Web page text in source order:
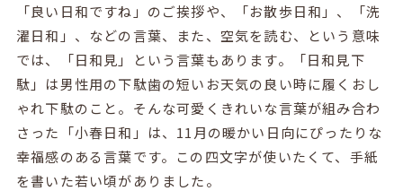
「良い日和ですね」のご挨拶や、「お散歩日和」、「洗
濯日和」、などの言葉、また、空気を読む、という意味
では、「日和見」という言葉もあります。「日和見下
駄」は男性用の下駄歯の短いお天気の良い時に履くおし
ゃれ下駄のこと。そんな可愛くきれいな言葉が組み合わ
さった「小春日和」は、11月の暖かい日向にぴったりな
幸福感のある言葉です。この四文字が使いたくて、手紙
を書いた若い頃がありました。